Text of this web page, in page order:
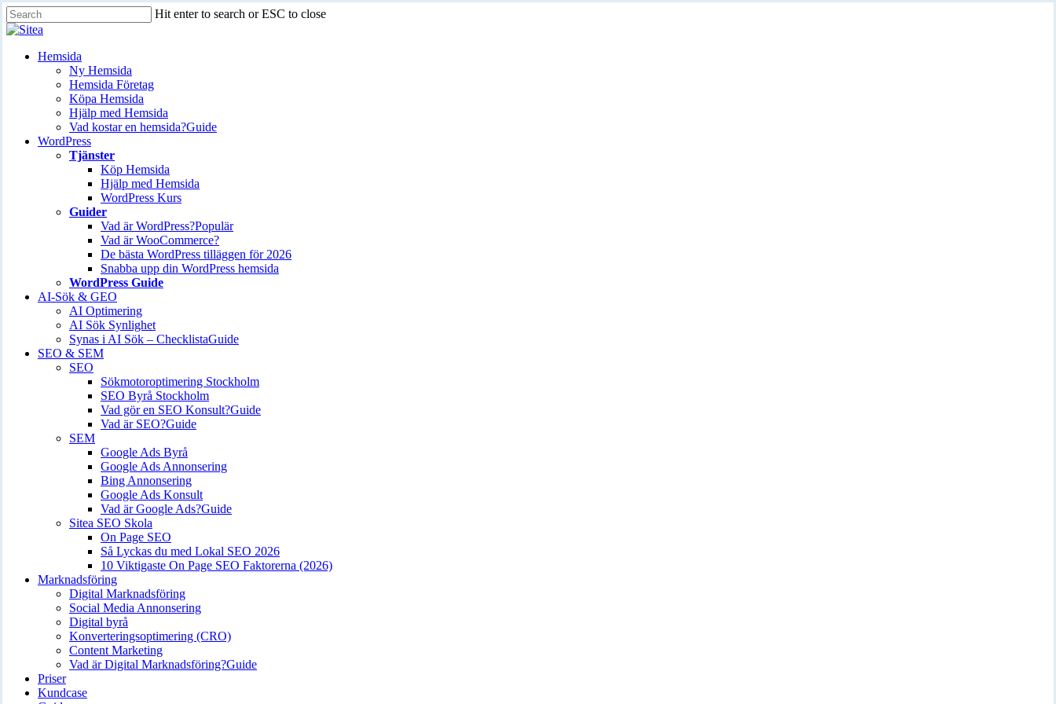
Skip
to
content
Hit enter to search or ESC to close
Close
InnehållHemsida
Ny Hemsida
Hemsida Företag
Köpa Hemsida
Hjälp med Hemsida
Vad kostar en hemsida?Guide
WordPress
Tjänster
Köp Hemsida
Hjälp med Hemsida
WordPress Kurs
Guider
Vad är WordPress?Populär
Vad är WooCommerce?
De bästa WordPress tilläggen för 2026
Snabba upp din WordPress hemsida
WordPress Guide
AI-Sök & GEO
AI Optimering
AI Sök Synlighet
Synas i AI Sök – ChecklistaGuide
SEO & SEM
SEO
Sökmotoroptimering Stockholm
SEO Byrå Stockholm
Vad gör en SEO Konsult?Guide
Vad är SEO?Guide
SEM
Google Ads Byrå
Google Ads Annonsering
Bing Annonsering
Google Ads Konsult
Vad är Google Ads?Guide
Sitea SEO Skola
On Page SEO
Så Lyckas du med Lokal SEO 2026
10 Viktigaste On Page SEO Faktorerna (2026)
Marknadsföring
Digital Marknadsföring
Social Media Annonsering
Digital byrå
Konverteringsoptimering (CRO)
Content Marketing
Vad är Digital Marknadsföring?Guide
Priser
Kundcase